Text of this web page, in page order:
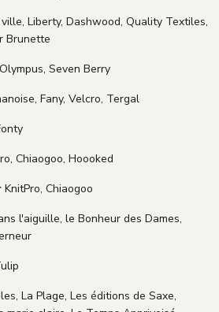
Liberty, Dashwood, Quality Textiles,
Brunette
Seven Berry
Fany, Velcro, Tergal
Chiaogoo, Hoooked
KnitPro, Chiaogoo
l'aiguille, le Bonheur des Dames,
La Plage, Les éditions de Saxe,